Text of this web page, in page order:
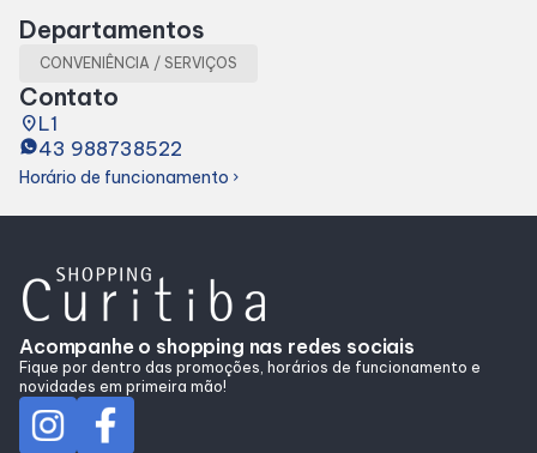
Alimentação
Departamentos
CONVENIÊNCIA / SERVIÇOS
Contato
placeL1
43 988738522
Horário de funcionamento chevron_right
Acompanhe o shopping nas redes sociais
Fique por dentro das promoções, horários de funcionamento e
novidades em primeira mão!